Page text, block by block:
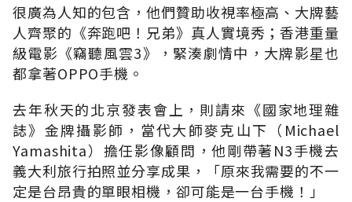
很廣為人知的包含，他們贊助收視率極高、大牌藝
人齊聚的《奔跑吧！兄弟》真人實境秀；香港重量
級電影《竊聽風雲3》，緊湊劇情中，大牌影星也
都拿著OPPO手機。
去年秋天的北京發表會上，則請來《國家地理雜
誌》金牌攝影師，當代大師麥克山下（Michael
Yamashita）擔任影像顧問，他剛帶著N3手機去
義大利旅行拍照並分享成果，「原來我需要的不一
定是台昂貴的單眼相機，卻可能是一台手機！」